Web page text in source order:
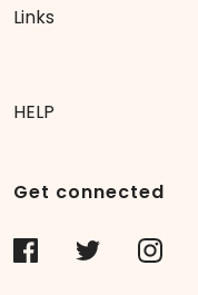
Links
HELP
Get connected